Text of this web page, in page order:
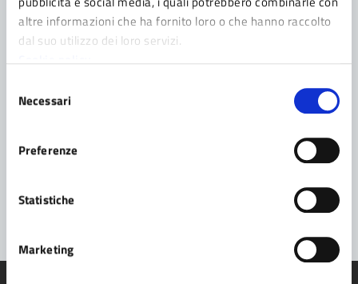
altre informazioni che ha fornito loro o che hanno raccolto
dal suo utilizzo dei loro servizi.
delNecessari
Preferenze
Statistiche
Marketing
Contatta il Comune
Problemi in città
Segnala disservizio